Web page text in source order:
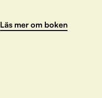
Läs mer om boken